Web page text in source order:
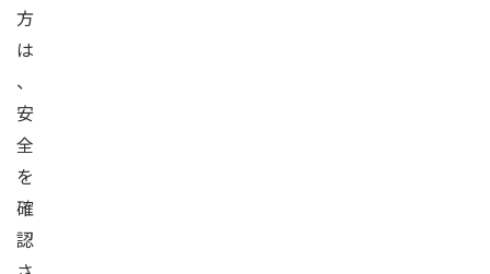
方
は
、
安
全
を
確
認